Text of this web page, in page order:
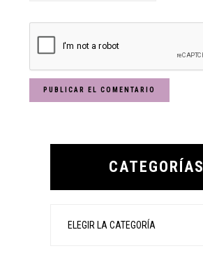
Primary
CATEGORÍAS